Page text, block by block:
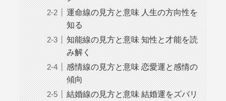
運命線の見方と意味 人生の方向性を
知る
知能線の見方と意味 知性と才能を読
み解く
感情線の見方と意味 恋愛運と感情の
傾向
結婚線の見方と意味 結婚運をズバリ